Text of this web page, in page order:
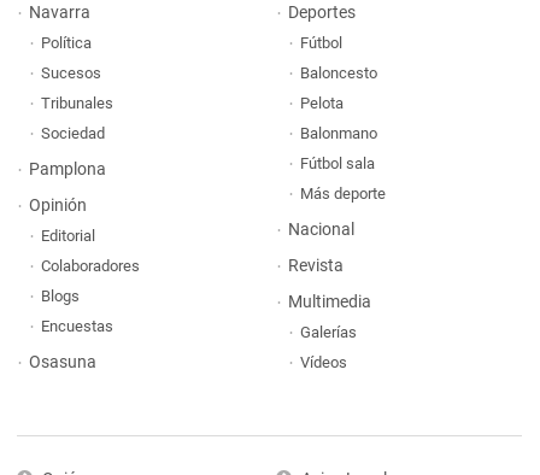
Navarra
Política
Sucesos
Tribunales
Sociedad
Pamplona
Opinión
Editorial
Colaboradores
Blogs
Encuestas
Osasuna
Deportes
Fútbol
Baloncesto
Pelota
Balonmano
Fútbol sala
Más deporte
Nacional
Revista
Multimedia
Galerías
Vídeos